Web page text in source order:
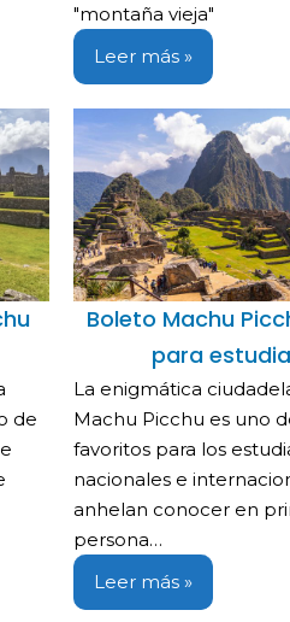
"montaña vieja"
Leer más »
de
Boleto Machu
para
La enigmática
Machu Picchu es uno
favoritos para los
nacionales e
anhelan conocer en
persona…
Leer más »